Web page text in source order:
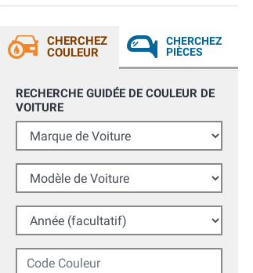
del colore del tutto identico all'originale
Grazie
CHERCHEZ
COULEUR
CHERCHEZ
PIÈCES
RECHERCHE GUIDÉE DE COULEUR DE
VOITURE
Marque de Voiture
Modèle de Voiture
Année (facultatif)
Code Couleur